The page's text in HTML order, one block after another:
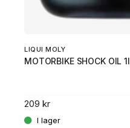
LIQUI MOLY
MOTORBIKE SHOCK OIL 1l
209 kr